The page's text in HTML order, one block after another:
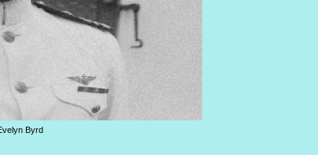
Byrd